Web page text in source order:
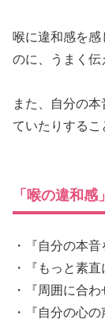
喉に違和感を
のに、うまく伝
また、自分の
ていたりするこ
「喉の違和
・『自分の本
・『もっと素
・『周囲に合
・『自分の心